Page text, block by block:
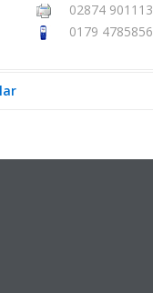
02874 901113
0179 4785856
senden